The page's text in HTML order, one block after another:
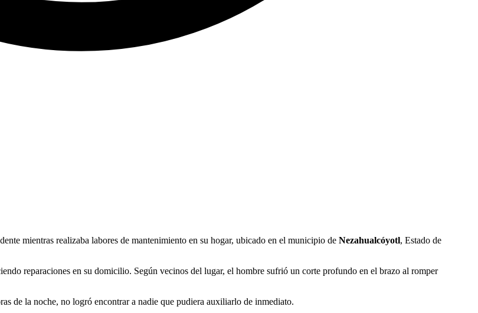
mientras realizaba labores de mantenimiento en su hogar, ubicado en el municipio de Nezahualcóyotl, Estado de
reparaciones en su domicilio. Según vecinos del lugar, el hombre sufrió un corte profundo en el brazo al romper
de la noche, no logró encontrar a nadie que pudiera auxiliarlo de inmediato.